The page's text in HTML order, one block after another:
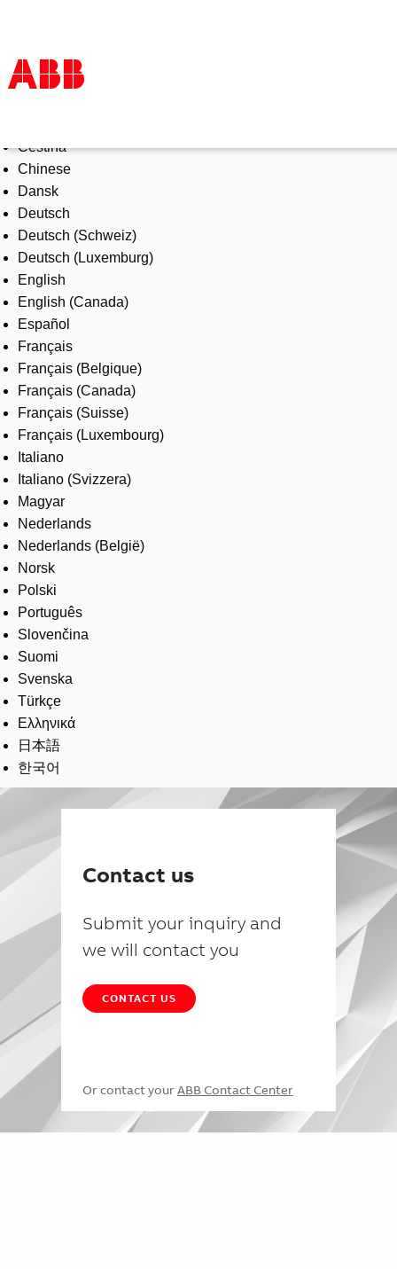
Products & Solutions
Industries
Services
About us
Where to buy
Contact us
Careers
Čeština
Chinese
Dansk
Deutsch
Deutsch (Schweiz)
Deutsch (Luxemburg)
English
English (Canada)
Español
Français
Français (Belgique)
Français (Canada)
Français (Suisse)
Français (Luxembourg)
Italiano
Italiano (Svizzera)
Magyar
Nederlands
Nederlands (België)
Norsk
Polski
Português
Slovenčina
Suomi
Svenska
Türkçe
Ελληνικά
日本語
한국어
Contact us
Submit your inquiry and
we will contact you
CONTACT US
Or contact your ABB Contact Center